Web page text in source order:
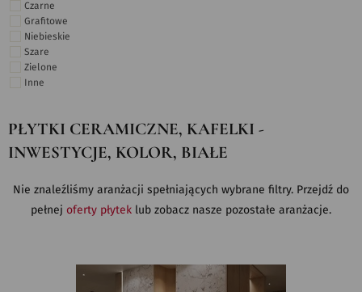
Czarne
Grafitowe
Niebieskie
Szare
Zielone
Inne
PŁYTKI CERAMICZNE, KAFELKI -
INWESTYCJE, KOLOR, BIAŁE
Nie znaleźliśmy aranżacji spełniających wybrane filtry. Przejdź do
pełnej oferty płytek lub zobacz nasze pozostałe aranżacje.